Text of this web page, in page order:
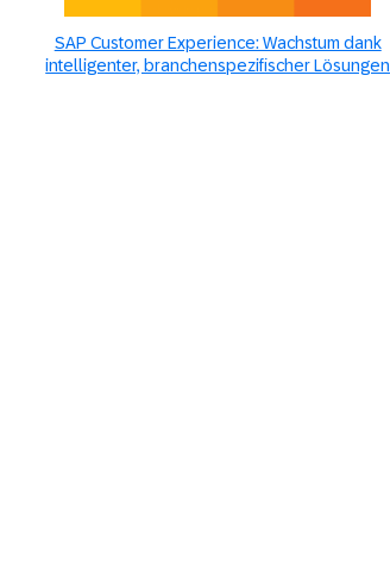
SAP Customer Experience: Wachstum dank
intelligenter, branchenspezifischer Lösungen